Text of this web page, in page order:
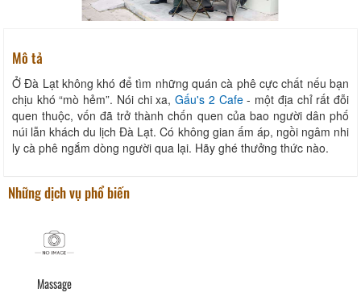
Mô tả
Ở Đà Lạt không khó để tìm những quán cà phê cực chất nếu bạn
chịu khó “mò hẻm”. Nói chi xa,Gấu's 2 Cafe- một địa chỉ rất đỗi
quen thuộc, vốn đã trở thành chốn quen của bao người dân phố
núi lẫn khách du lịch Đà Lạt. Có không gian ấm áp, ngồi ngâm nhi
ly cà phê ngắm dòng người qua lại. Hãy ghé thưởng thức nào.
Những dịch vụ phổ biến
Massage